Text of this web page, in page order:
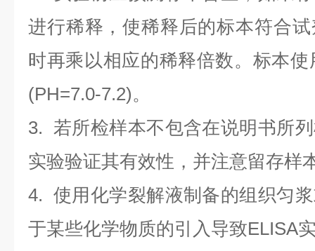
进行稀释，使稀释后的标本符合
时再乘以相应的稀释倍数。标本
(PH=7.0-7.2)。
3. 若所检样本不包含在说明书所
实验验证其有效性，并注意留存样
4. 使用化学裂解液制备的组织匀
于某些化学物质的引入导致ELISA